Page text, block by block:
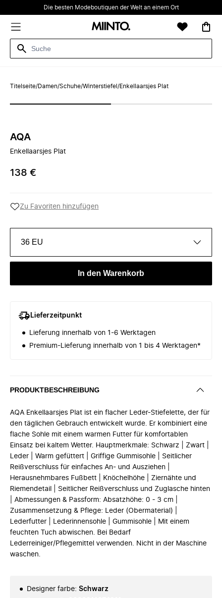
Die besten Modeboutiquen der Welt an einem Ort
Titelseite/Damen/Schuhe/Winterstiefel /Enkellaarsjes Plat
AQA
Enkellaarsjes Plat
138 €
Zu Favoriten hinzufügen
36 EU
In den Warenkorb
Lieferzeitpunkt
Lieferung innerhalb von 1-6 Werktagen
Premium-Lieferung innerhalb von 1 bis 4 Werktagen*
PRODUKTBESCHREIBUNG
AQA Enkellaarsjes Plat ist ein flacher Leder-Stiefelette, der für
den täglichen Gebrauch entwickelt wurde. Er kombiniert eine
flache Sohle mit einem warmen Futter für komfortablen
Einsatz bei kaltem Wetter. Hauptmerkmale: Schwarz | Zwart |
Leder | Warm gefüttert | Griffige Gummisohle | Seitlicher
Reißverschluss für einfaches An- und Ausziehen |
Herausnehmbares Fußbett | Knöchelhöhe | Ziernähte und
Riemendetail | Seitlicher Reißverschluss und Zuglasche hinten
| Abmessungen & Passform: Absatzhöhe: 0 - 3 cm |
Zusammensetzung & Pflege: Leder (Obermaterial) |
Lederfutter | Lederinnensohle | Gummisohle | Mit einem
feuchten Tuch abwischen. Bei Bedarf
Lederreiniger/Pflegemittel verwenden. Nicht in der Maschine
waschen.
Designer farbe: Schwarz